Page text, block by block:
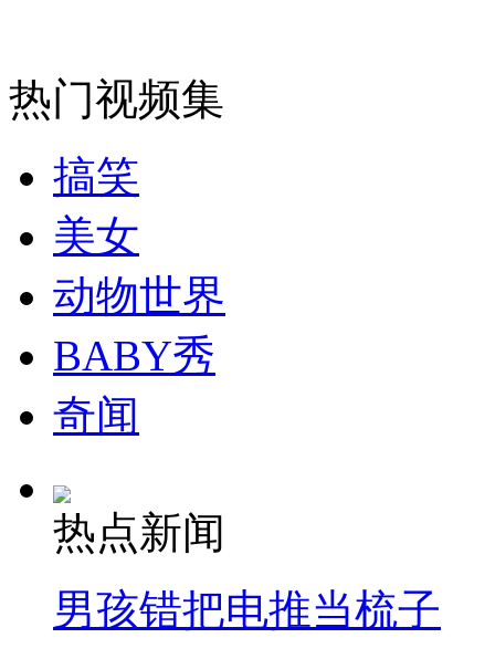
热门视频集
搞笑
美女
动物世界
BABY秀
奇闻
热点新闻
男孩错把电推当梳子